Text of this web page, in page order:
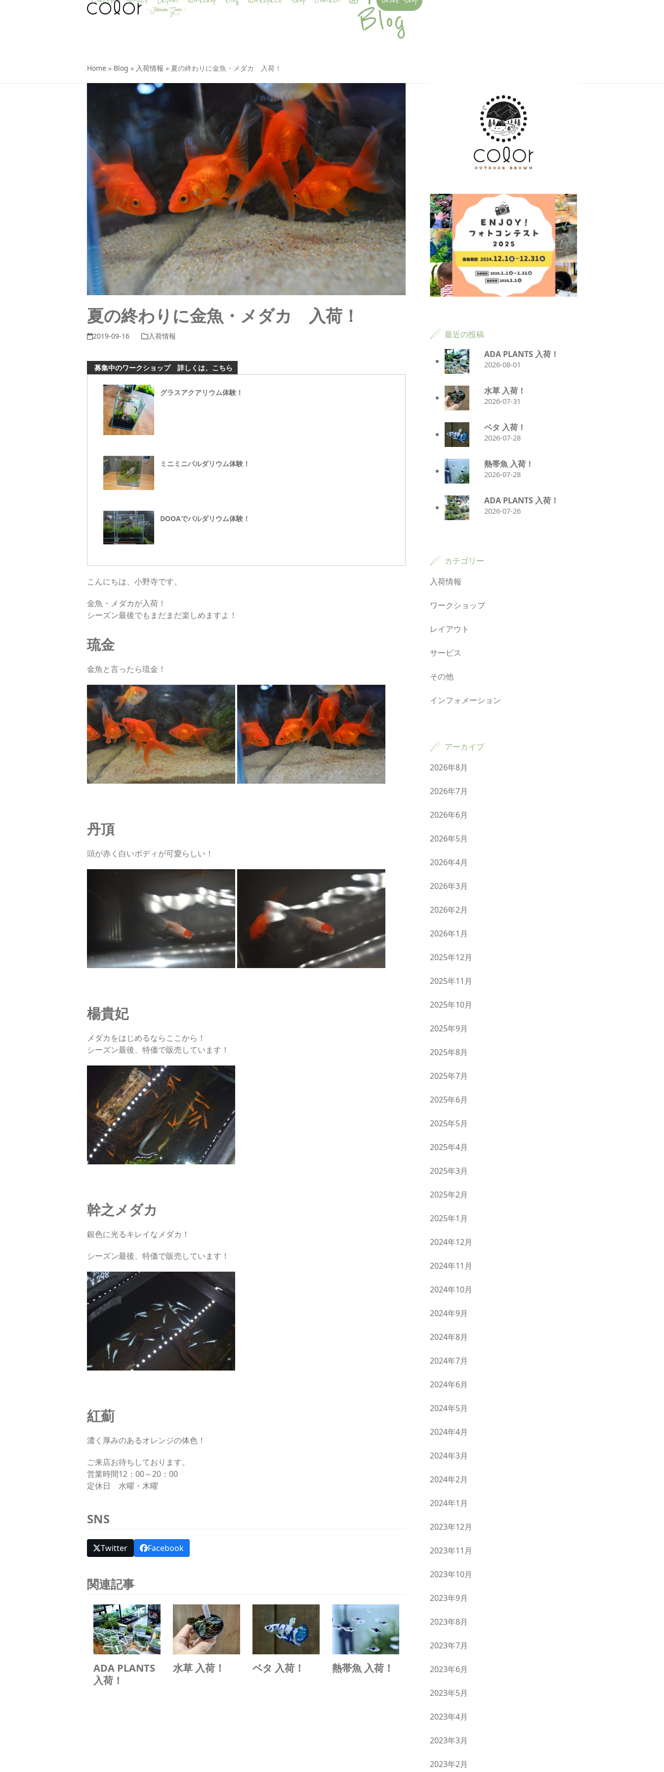
Blog
Home » Blog » 入荷情報 » 夏の終わりに金魚・メダカ 入荷！
夏の終わりに金魚・メダカ 入荷！
2019-09-16 入荷情報
募集中のワークショップ 詳しくは、こちら
グラスアクアリウム体験！
ミニミニパルダリウム体験！
DOOAでパルダリウム体験！
こんにちは、小野寺です。
金魚・メダカが入荷！
シーズン最後でもまだまだ楽しめますよ！
琉金
金魚と言ったら琉金！
丹頂
頭が赤く白いボディが可愛らしい！
楊貴妃
メダカをはじめるならここから！
シーズン最後、特価で販売しています！
幹之メダカ
銀色に光るキレイなメダカ！
シーズン最後、特価で販売しています！
紅薊
濃く厚みのあるオレンジの体色！
ご来店お待ちしております。
営業時間12：00～20：00
定休日 水曜・木曜
SNS
Twitter Facebook
関連記事
ADA PLANTS
入荷！
水草 入荷！ ベタ 入荷！ 熱帯魚 入荷！
最近の投稿
ADA PLANTS 入荷！
2026-08-01
水草 入荷！
2026-07-31
ベタ 入荷！
2026-07-28
熱帯魚 入荷！
2026-07-28
ADA PLANTS 入荷！
2026-07-26
カテゴリー
入荷情報
ワークショップ
レイアウト
サービス
その他
インフォメーション
アーカイブ
2026年8月
2026年7月
2026年6月
2026年5月
2026年4月
2026年3月
2026年2月
2026年1月
2025年12月
2025年11月
2025年10月
2025年9月
2025年8月
2025年7月
2025年6月
2025年5月
2025年4月
2025年3月
2025年2月
2025年1月
2024年12月
2024年11月
2024年10月
2024年9月
2024年8月
2024年7月
2024年6月
2024年5月
2024年4月
2024年3月
2024年2月
2024年1月
2023年12月
2023年11月
2023年10月
2023年9月
2023年8月
2023年7月
2023年6月
2023年5月
2023年4月
2023年3月
2023年2月